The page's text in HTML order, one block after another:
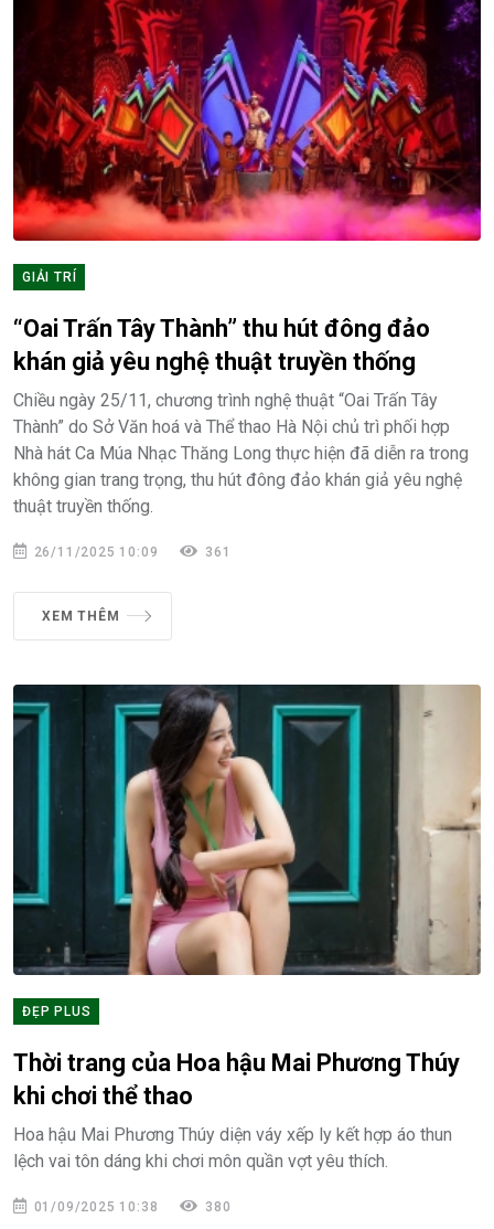
GIẢI TRÍ
“Oai Trấn Tây Thành” thu hút đông đảo
khán giả yêu nghệ thuật truyền thống
Chiều ngày 25/11, chương trình nghệ thuật “Oai Trấn Tây
Thành” do Sở Văn hoá và Thể thao Hà Nội chủ trì phối hợp
Nhà hát Ca Múa Nhạc Thăng Long thực hiện đã diễn ra trong
không gian trang trọng, thu hút đông đảo khán giả yêu nghệ
thuật truyền thống.
26/11/2025 10:09 361
XEM THÊM
ĐẸP PLUS
Thời trang của Hoa hậu Mai Phương Thúy
khi chơi thể thao
Hoa hậu Mai Phương Thúy diện váy xếp ly kết hợp áo thun
lệch vai tôn dáng khi chơi môn quần vợt yêu thích.
01/09/2025 10:38 380